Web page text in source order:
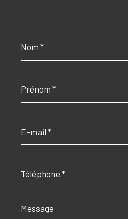
*
*
mail
*
*
Message
*